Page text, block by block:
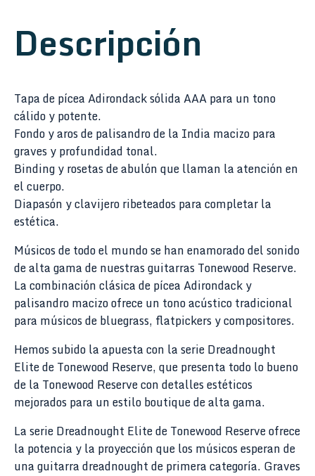
Descripción
Tapa de pícea Adirondack sólida AAA para un tono
cálido y potente.
Fondo y aros de palisandro de la India macizo para
graves y profundidad tonal.
Binding y rosetas de abulón que llaman la atención en
el cuerpo.
Diapasón y clavijero ribeteados para completar la
estética.
Músicos de todo el mundo se han enamorado del sonido
de alta gama de nuestras guitarras Tonewood Reserve.
La combinación clásica de pícea Adirondack y
palisandro macizo ofrece un tono acústico tradicional
para músicos de bluegrass, flatpickers y compositores.
Hemos subido la apuesta con la serie Dreadnought
Elite de Tonewood Reserve, que presenta todo lo bueno
de la Tonewood Reserve con detalles estéticos
mejorados para un estilo boutique de alta gama.
La serie Dreadnought Elite de Tonewood Reserve ofrece
la potencia y la proyección que los músicos esperan de
una guitarra dreadnought de primera categoría. Graves